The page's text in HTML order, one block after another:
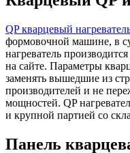
QP кварцевый
формовочной машине, в
нагреватель
на сайте. Параметры
заменять вышедшие из
производителей и не
мощностей. QP
и крупной партией со
Панель